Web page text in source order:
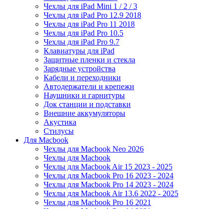
Чехлы для iPad Mini 1 / 2 / 3
Чехлы для iPad Pro 12.9 2018
Чехлы для iPad Pro 11 2018
Чехлы для iPad Pro 10.5
Чехлы для iPad Pro 9.7
Клавиатуры для iPad
Защитные пленки и стекла
Зарядные устройства
Кабели и переходники
Автодержатели и крепежи
Наушники и гарнитуры
Док станции и подставки
Внешние аккумуляторы
Акустика
Стилусы
Для Macbook
Чехлы для Macbook Neo 2026
Чехлы для Macbook
Чехлы для Macbook Air 15 2023 - 2025
Чехлы для Macbook Pro 16 2023 - 2024
Чехлы для Macbook Pro 14 2023 - 2024
Чехлы для Macbook Air 13.6 2022 - 2025
Чехлы для Macbook Pro 16 2021